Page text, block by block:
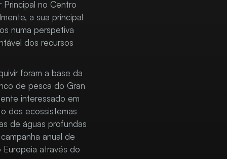
Principal no Centro
a sua principal
numa perspetiva
dos recursos
foram a base da
de pesca do Gran
interessado em
dos ecossistemas
de águas profundas
anual de
através do